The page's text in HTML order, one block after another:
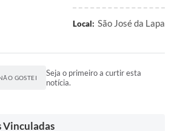
Local: São José da Lapa
GOSTEI
Seja o primeiro a curtir esta
notícia.
Vinculadas